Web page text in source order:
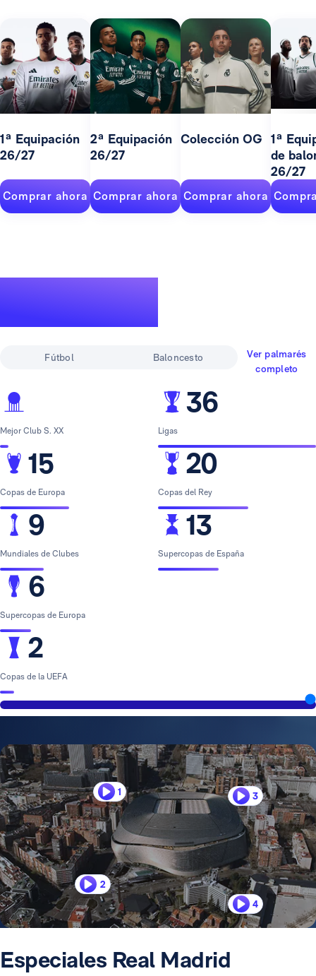
1ª Equipación
26/27
Comprar ahora
2ª Equipación
26/27
Comprar ahora
Colección OG
Comprar ahora
1ª
de
26/27
Fútbol Baloncesto
Ver palmarés
completo
Mejor Club S. XX
15
Copas de Europa
9
Mundiales de Clubes
6
Supercopas de Europa
2
Copas de la UEFA
36
Ligas
20
Copas del Rey
13
Supercopas de España
1
2
3
4
Especiales Real Madrid